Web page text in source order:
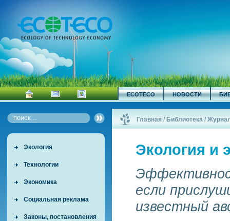
ECOTECO НОВОСТИ
Экология
Технологии
Экономика
Социальная реклама
Законы, постановления
Главная / Библиотека /
Экология и
если
известный